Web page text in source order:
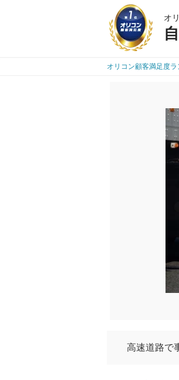
オ
オリコン顧客満足度
高速道路で